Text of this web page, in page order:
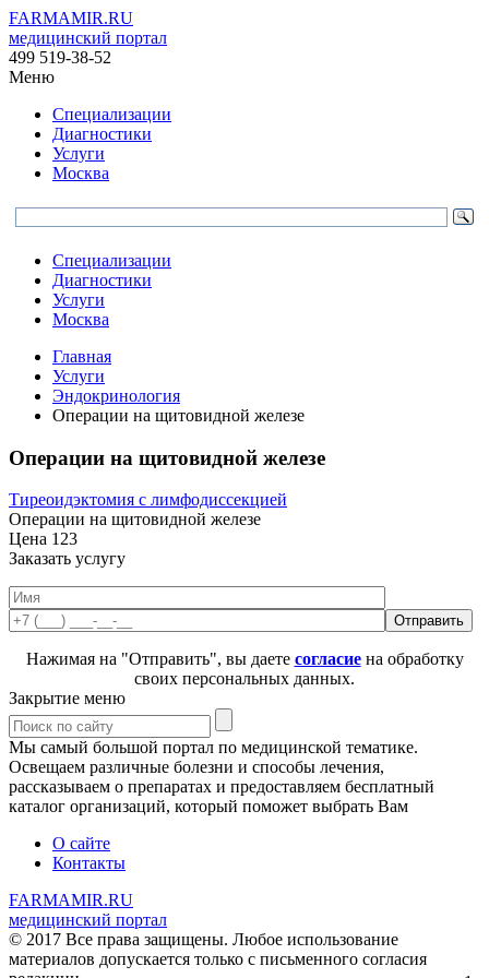
FARMAMIR.RU
медицинский портал
499 519-38-52
Меню
Специализации
Диагностики
Услуги
Москва
Специализации
Диагностики
Услуги
Москва
Главная
Услуги
Эндокринология
Операции на щитовидной железе
Операции на щитовидной железе
Тиреоидэктомия с лимфодиссекцией
Операции на щитовидной железе
Цена 123
Заказать услугу
Нажимая на "Отправить", вы даете согласиена обработку
своих персональных данных.
Закрытие меню
Мы самый большой портал по медицинской тематике.
Освещаем различные болезни и способы лечения,
рассказываем о препаратах и предоставляем бесплатный
каталог организаций, который поможет выбрать Вам
О сайте
Контакты
FARMAMIR.RU
медицинский портал
© 2017 Все права защищены. Любое использование
материалов допускается только с письменного согласия